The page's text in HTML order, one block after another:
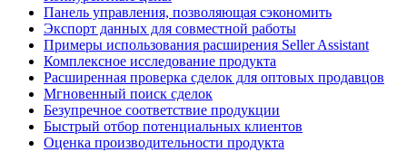
Панель управления, позволяющая сэкономить
Экспорт данных для совместной работы
Примеры использования расширения Seller Assistant
Комплексное исследование продукта
Расширенная проверка сделок для оптовых продавцов
Мгновенный поиск сделок
Безупречное соответствие продукции
Быстрый отбор потенциальных клиентов
Оценка производительности продукта